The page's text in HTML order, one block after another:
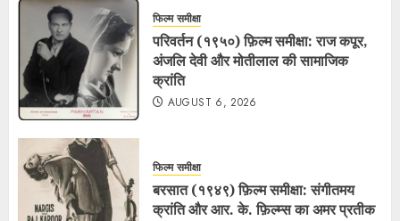
फिल्म समीक्षा
परिवर्तन (१९५०) फ़िल्म समीक्षा: राज कपूर,
अंजलि देवी और मोतीलाल की सामाजिक
क्रांति
AUGUST 6, 2026
फिल्म समीक्षा
बरसात (१९४९) फ़िल्म समीक्षा: संगीतमय
क्रांति और आर. के. फ़िल्म्स का अमर प्रतीक